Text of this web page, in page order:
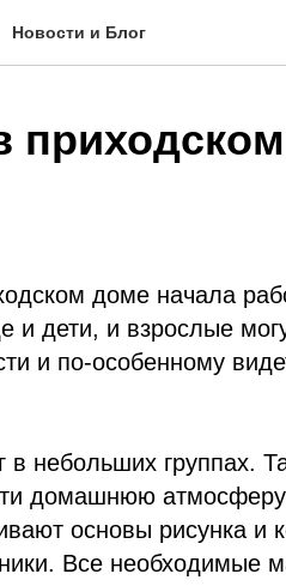
Новости и Блог
доме начала
и дети, и взрослые
и по-особенному
в небольших группах.
домашнюю
основы рисунка и
Все необходимые